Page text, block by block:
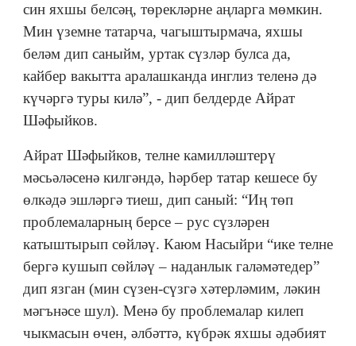
син яхшы белсәң, төрекләрне аңларга мөмкин.
Мин үземне татарча, чагыштырмача, яхшы
беләм дип саныйм, уртак сүзләр булса да,
кайбер вакытта аралашканда инглиз теленә дә
күчәргә туры килә”, - дип белдерде Айрат
Шәфыйков.
Айрат Шәфыйков, телне камилләштерү
мәсьәләсенә килгәндә, һәрбер татар кешесе бу
өлкәдә эшләргә тиеш, дип саный: “Иң төп
проблемаларның берсе – рус сүзләрен
катыштырып сөйләү. Каюм Насыйри “ике телне
бергә кушып сөйләү – наданлык галәмәтедер”
дип язган (мин сүзен-сүзгә хәтерләмим, ләкин
мәгънәсе шул). Менә бу проблемалар килеп
чыкмасын өчен, әлбәттә, күбрәк яхшы әдәбият